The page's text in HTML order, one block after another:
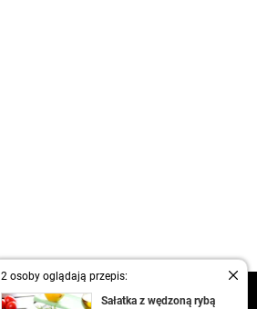
2 osoby oglądają przepis:
Sałatka z wędzoną rybą
kontakt